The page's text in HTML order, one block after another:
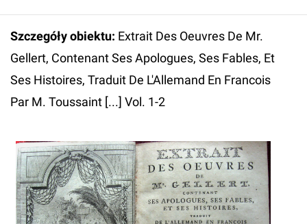
Szczegóły obiektu: Extrait Des Oeuvres De Mr.
Gellert, Contenant Ses Apologues, Ses Fables, Et
Ses Histoires, Traduit De L'Allemand En Francois
Par M. Toussaint [...] Vol. 1-2